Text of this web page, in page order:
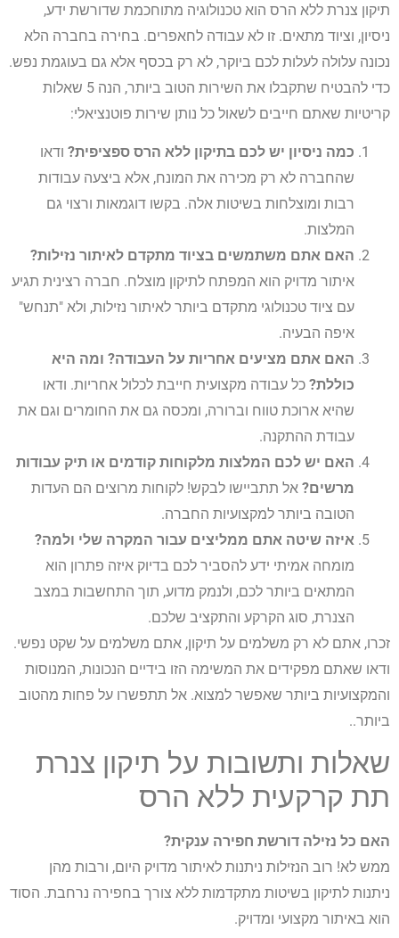
תיקון צנרת ללא הרס הוא טכנולוגיה מתוחכמת שדורשת ידע,
ניסיון, וציוד מתאים. זו לא עבודה לחאפרים. בחירה בחברה הלא
נכונה עלולה לעלות לכם ביוקר, לא רק בכסף אלא גם בעוגמת נפש.
כדי להבטיח שתקבלו את השירות הטוב ביותר, הנה 5 שאלות
קריטיות שאתם חייבים לשאול כל נותן שירות פוטנציאלי:
כמה ניסיון יש לכם בתיקון ללא הרס ספציפית? ודאו
שהחברה לא רק מכירה את המונח, אלא ביצעה עבודות
רבות ומוצלחות בשיטות אלה. בקשו דוגמאות ורצוי גם
המלצות.
האם אתם משתמשים בציוד מתקדם לאיתור נזילות?
איתור מדויק הוא המפתח לתיקון מוצלח. חברה רצינית תגיע
עם ציוד טכנולוגי מתקדם ביותר לאיתור נזילות, ולא "תנחש"
איפה הבעיה.
האם אתם מציעים אחריות על העבודה? ומה היא
כוללת? כל עבודה מקצועית חייבת לכלול אחריות. ודאו
שהיא ארוכת טווח וברורה, ומכסה גם את החומרים וגם את
עבודת ההתקנה.
האם יש לכם המלצות מלקוחות קודמים או תיק עבודות
מרשים? אל תתביישו לבקש! לקוחות מרוצים הם העדות
הטובה ביותר למקצועיות החברה.
איזה שיטה אתם ממליצים עבור המקרה שלי ולמה?
מומחה אמיתי ידע להסביר לכם בדיוק איזה פתרון הוא
המתאים ביותר לכם, ולנמק מדוע, תוך התחשבות במצב
הצנרת, סוג הקרקע והתקציב שלכם.
זכרו, אתם לא רק משלמים על תיקון, אתם משלמים על שקט נפשי.
ודאו שאתם מפקידים את המשימה הזו בידיים הנכונות, המנוסות
והמקצועיות ביותר שאפשר למצוא. אל תתפשרו על פחות מהטוב
ביותר..
שאלות ותשובות על תיקון צנרת
תת קרקעית ללא הרס
האם כל נזילה דורשת חפירה ענקית?
ממש לא! רוב הנזילות ניתנות לאיתור מדויק היום, ורבות מהן
ניתנות לתיקון בשיטות מתקדמות ללא צורך בחפירה נרחבת. הסוד
הוא באיתור מקצועי ומדויק.